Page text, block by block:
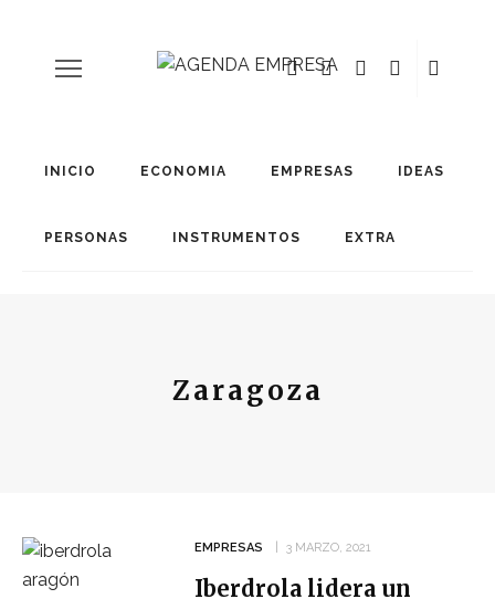
INICIO ECONOMIA EMPRESAS IDEAS
PERSONAS INSTRUMENTOS EXTRA
Zaragoza
EMPRESAS 3 MARZO, 2021
Iberdrola lidera un